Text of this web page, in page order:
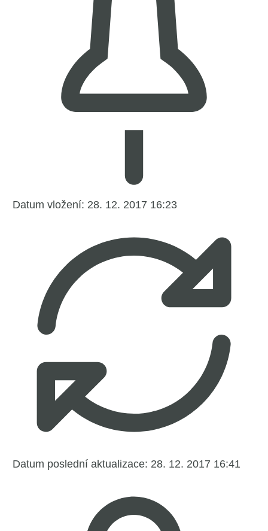
Datum vložení: 28. 12. 2017 16:23
Datum poslední aktualizace: 28. 12. 2017 16:41